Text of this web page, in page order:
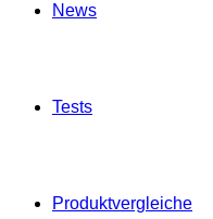
News
Tests
Produktvergleiche